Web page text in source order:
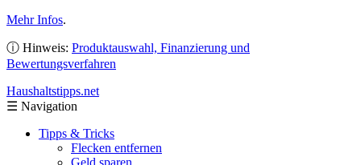
Mehr Infos.
ⓘ Hinweis: Produktauswahl, Finanzierung und
Bewertungsverfahren
Haushaltstipps.net
☰ Navigation
Tipps & Tricks
Flecken entfernen
Geld sparen